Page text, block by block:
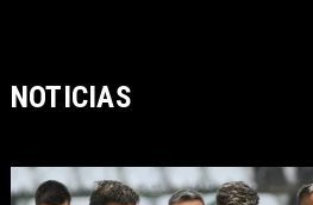
NOTICIAS